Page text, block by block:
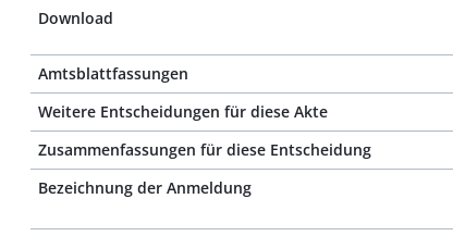
Download
Amtsblattfassungen
Weitere Entscheidungen für diese Akte
Zusammenfassungen für diese Entscheidung
Bezeichnung der Anmeldung